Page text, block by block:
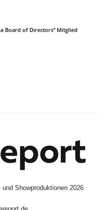
Board of Directors“ Mitglied
Showproduktionen 2026